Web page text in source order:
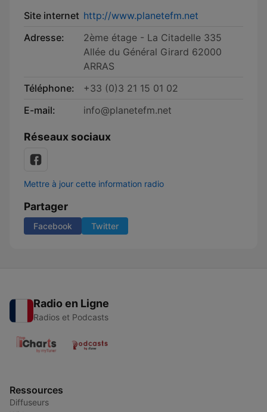
Site internet http://www.planetefm.net
Adresse:
2ème étage - La Citadelle 335
Allée du Général Girard 62000
ARRAS
Téléphone:
+33 (0)3 21 15 01 02
E-mail:
info@planetefm.net
Réseaux sociaux
Mettre à jour cette information radio
Partager
Facebook Twitter
Radio en Ligne
Radios et Podcasts
Ressources
Diffuseurs